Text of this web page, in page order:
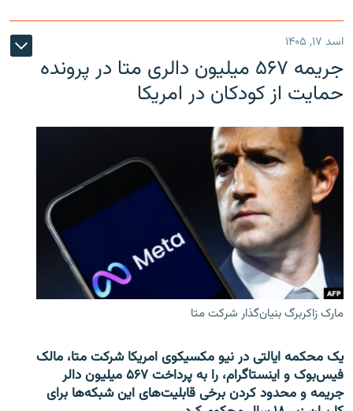
اسد ۱۷, ۱۴۰۵
جریمه ۵۶۷ میلیون دالری متا در پرونده
حمایت از کودکان در امریکا
مارک زاکربرگ بنیان‌گذار شرکت متا
یک محکمه ایالتی در نیو مکسیکوی امریکا شرکت متا، مالک
فیس‌بوک و اینستاگرام، را به پرداخت ۵۶۷ میلیون دالر
جریمه و محدود کردن برخی قابلیت‌های این شبکه‌ها برای